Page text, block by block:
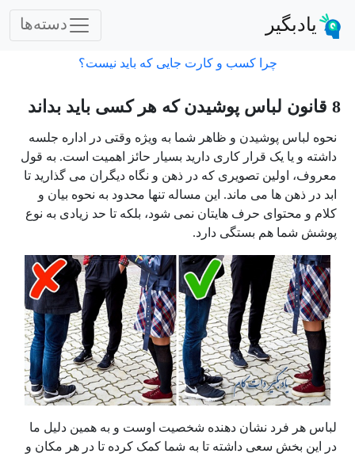
یادبگیر دسته‌ها
چرا کسب و کارت جایی که باید نیست؟
8 قانون لباس پوشیدن که هر کسی باید بداند
نحوه لباس پوشیدن و ظاهر شما به ویژه وقتی در اداره جلسه
داشته و یا یک قرار کاری دارید بسیار حائز اهمیت است. به قول
معروف، اولین تصویری که در ذهن و نگاه دیگران می گذارید تا
ابد در ذهن ها می ماند. این مساله تنها محدود به نحوه بیان و
کلام و محتوای حرف هایتان نمی شود، بلکه تا حد زیادی به نوع
پوشش شما هم بستگی دارد.
لباس هر فرد نشان دهنده شخصیت اوست و به همین دلیل ما
در این بخش سعی داشته تا به شما کمک کرده تا در هر مکان و